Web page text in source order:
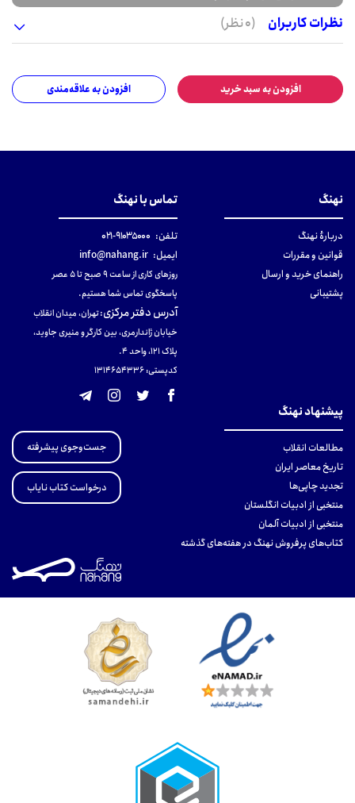
نظرات کاربران
(0 نظر)
افزودن به سبد خرید افزودن به علاقه‌مندی
نهنگ
دربارهٔ نهنگ
قوانین و مقررات
راهنمای خرید و ارسال
پشتیبانی
تماس با نهنگ
تلفن: ۹۱۰۳۵۰۰۰-۰۲۱
ایمیل: info@nahang.ir
روزهای کاری از ساعت ۹ صبح تا ۵ عصر
پاسخگوی تماس شما هستیم.
آدرس دفتر مرکزی:تهران، میدان انقلاب
خیابان ژاندارمری، بین کارگر و منیری جاوید،
پلاک 121، واحد ۴.
کدپستی: 131465433۶
پیشنهاد نهنگ
مطالعات انقلاب
تاریخ معاصر ایران
تجدید چاپی‌ها
منتخبی از ادبیات انگلستان
منتخبی از ادبیات آلمان
کتاب‌های پرفروش نهنگ در هفته‌های گذشته
جست‌وجوی پیشرفته
درخواست کتاب نایاب